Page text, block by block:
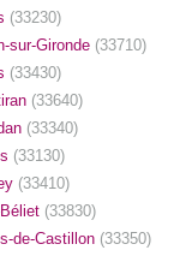
(33230)
sur-Gironde (33710)
(33430)
(33640)
(33340)
(33130)
(33410)
(33830)
de-Castillon (33350)